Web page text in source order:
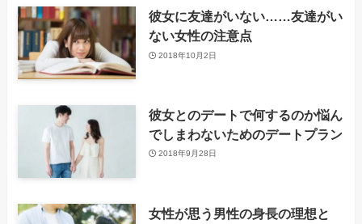
彼女に友達がいない……友達がい
ない女性の注意点
2018年10月2日
彼女とのデートで何するのか悩ん
でしまわないためのデートプラン
2018年9月28日
女性が思う男性の身長の理想と